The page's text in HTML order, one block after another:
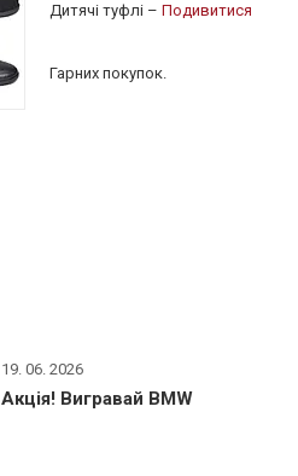
Дитячі туфлі – Подивитися
Гарних покупок.
19. 06. 2026
Акція! Вигравай BMW